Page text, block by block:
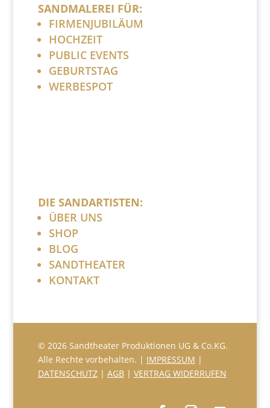
SANDMALEREI FÜR:
FIRMENJUBILÄUM
HOCHZEIT
PUBLIC EVENTS
GEBURTSTAG
WERBESPOT
DIE SANDARTISTEN:
ÜBER UNS
SHOP
BLOG
SANDTHEATER
KONTAKT
© 2026 Sandtheater Produktionen UG & Co.KG.
Alle Rechte vorbehalten. | IMPRESSUM |
DATENSCHUTZ| AGB| VERTRAG WIDERRUFEN